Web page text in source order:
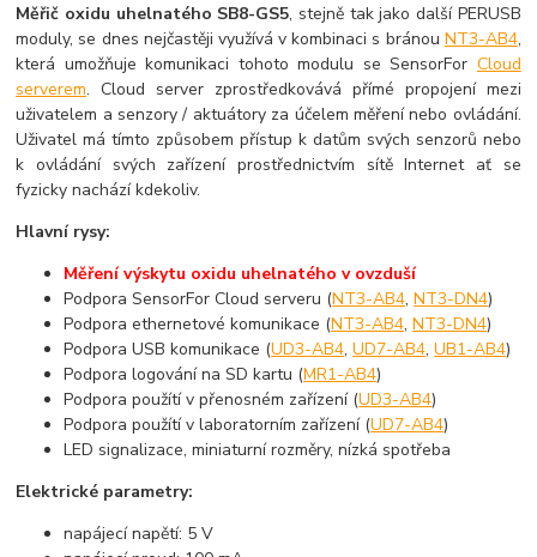
Měřič oxidu uhelnatého SB8-GS5, stejně tak jako další PERUSB
moduly, se dnes nejčastěji využívá v kombinaci s bránou NT3-AB4,
která umožňuje komunikaci tohoto modulu se SensorFor Cloud
serverem. Cloud server zprostředkovává přímé propojení mezi
uživatelem a senzory / aktuátory za účelem měření nebo ovládání.
Uživatel má tímto způsobem přístup k datům svých senzorů nebo
k ovládání svých zařízení prostřednictvím sítě Internet ať se
fyzicky nachází kdekoliv.
Hlavní rysy:
Měření výskytu oxidu uhelnatého v ovzduší
Podpora SensorFor Cloud serveru (NT3-AB4,NT3-DN4)
Podpora ethernetové komunikace (NT3-AB4,NT3-DN4)
Podpora USB komunikace (UD3-AB4,UD7-AB4,UB1-AB4)
Podpora logování na SD kartu (MR1-AB4)
Podpora použítí v přenosném zařízení (UD3-AB4)
Podpora použítí v laboratorním zařízení (UD7-AB4)
LED signalizace, miniaturní rozměry, nízká spotřeba
Elektrické parametry:
napájecí napětí: 5 V